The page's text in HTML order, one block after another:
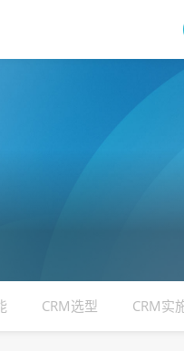
CRM选型 CRM实